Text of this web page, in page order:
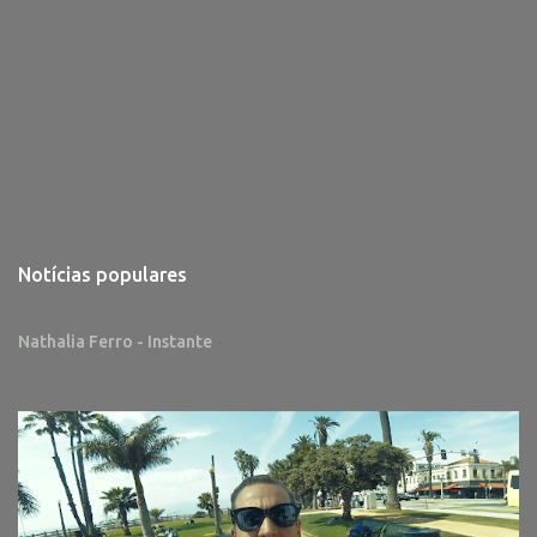
Notícias populares
Nathalia Ferro - Instante